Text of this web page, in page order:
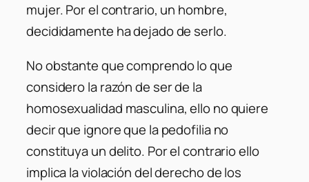
mujer. Por el contrario, un hombre,
decididamente ha dejado de serlo.
No obstante que comprendo lo que
considero la razón de ser de la
homosexualidad masculina, ello no quiere
decir que ignore que la pedofilia no
constituya un delito. Por el contrario ello
implica la violación del derecho de los